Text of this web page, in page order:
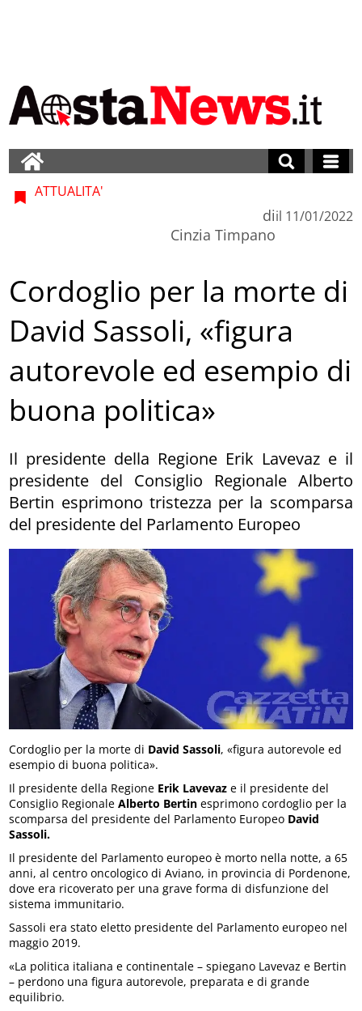
ATTUALITA'
di
Cinzia Timpano
il 11/01/2022
Cordoglio per la morte di
David Sassoli, «figura
autorevole ed esempio di
buona politica»
Il presidente della Regione Erik Lavevaz e il
presidente del Consiglio Regionale Alberto
Bertin esprimono tristezza per la scomparsa
del presidente del Parlamento Europeo
Cordoglio per la morte di David Sassoli, «figura autorevole ed
esempio di buona politica».
Il presidente della Regione Erik Lavevaz e il presidente del
Consiglio RegionaleAlberto Bertin esprimono cordoglio per la
scomparsa del presidente del Parlamento Europeo David
Sassoli.
Il presidente del Parlamento europeo è morto nella notte, a 65
anni, al centro oncologico di Aviano, in provincia di Pordenone,
dove era ricoverato per una grave forma di disfunzione del
sistema immunitario.
Sassoli era stato eletto presidente del Parlamento europeo nel
maggio 2019.
«La politica italiana e continentale – spiegano Lavevaz e Bertin
– perdono una figura autorevole, preparata e di grande
equilibrio.